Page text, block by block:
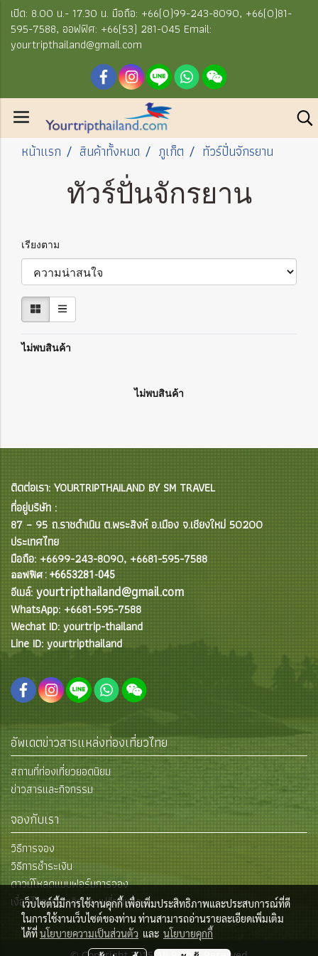
เปิด: 8.00 น.- 17.30 น. มือถือ: +66(0)99-243-8090, +66(0)81-
595-7588, ออฟฟิศ: +66(53) 281-045 Email:
yourtripthailand@gmail.com
หน้าแรก สินค้าทั้งหมด ภูเก็ต ทัวร์ปั่นจักรยาน
ทัวร์ปั่นจักรยาน
เรียงตาม
ไม่พบสินค้า
ไม่พบสินค้า
ติดต่อเรา: YOURTRIPTHAILAND BY SM TRAVEL
ที่อยู่บริษัท :
87 – 95 ถ.ราชดำเนิน ต.พระสิงห์ อ.เมือง จ.เชียงใหม่ 50200
ประเทศไทย
มือถือ: +6699-243-8090, +6681-595-7588
ออฟฟิศ : +6653281-045
อีเมล์: yourtripthailand@gmail.com
WhatsApp: +6681-595-7588
Wechat ID: yourtrip-thailand
Line ID: yourtripthailand
อัพเดตข่าวสารแหล่งท่องเที่ยวไทย
สถานที่ท่องเที่ยวยอดนิยม
ข่าวสารและกิจกรรม
จองกับเรา
วิธีการจอง
วิธีการชำระเงิน
ดาวน์โหลดแบบฟอร์มการจอง
เงื่อนไขการยกเลิกและเปลี่ยนแปลง
เว็บไซต์นี้มีการใช้งานคุกกี้ เพื่อเพิ่มประสิทธิภาพและประสบการณ์ที่ดี
ในการใช้งานเว็บไซต์ของท่าน ท่านสามารถอ่านรายละเอียดเพิ่มเติม
ได้ที่นโยบายความเป็นส่วนตัว และ นโยบายคุกกี้